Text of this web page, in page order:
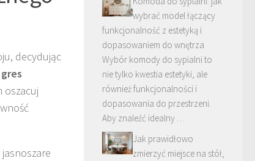
decydując
gres
oszacuj
wybrać model łączący
funkcjonalność z estetyką i
dopasowaniem do wnętrza
Wybór komody do sypialni to
nie tylko kwestia estetyki, ale
również funkcjonalności i
dopasowania do przestrzeni.
Aby znaleźć idealny …
Jak prawidłowo
zmierzyć miejsce na stół,